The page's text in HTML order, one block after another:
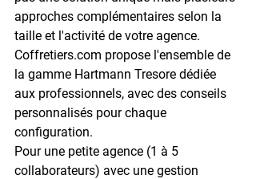
approches complémentaires selon la
taille et l'activité de votre agence.
Coffretiers.com propose l'ensemble de
la gamme Hartmann Tresore dédiée
aux professionnels, avec des conseils
personnalisés pour chaque
configuration.
Pour une petite agence (1 à 5
collaborateurs) avec une gestion